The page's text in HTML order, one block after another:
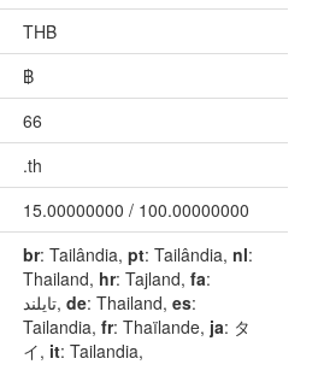
THB
฿
66
.th
15.00000000 / 100.00000000
br: Tailândia, pt: Tailândia, nl:
Thailand, hr: Tajland, fa:
تایلند, de: Thailand, es:
Tailandia, fr: Thaïlande, ja: タ
イ, it: Tailandia,